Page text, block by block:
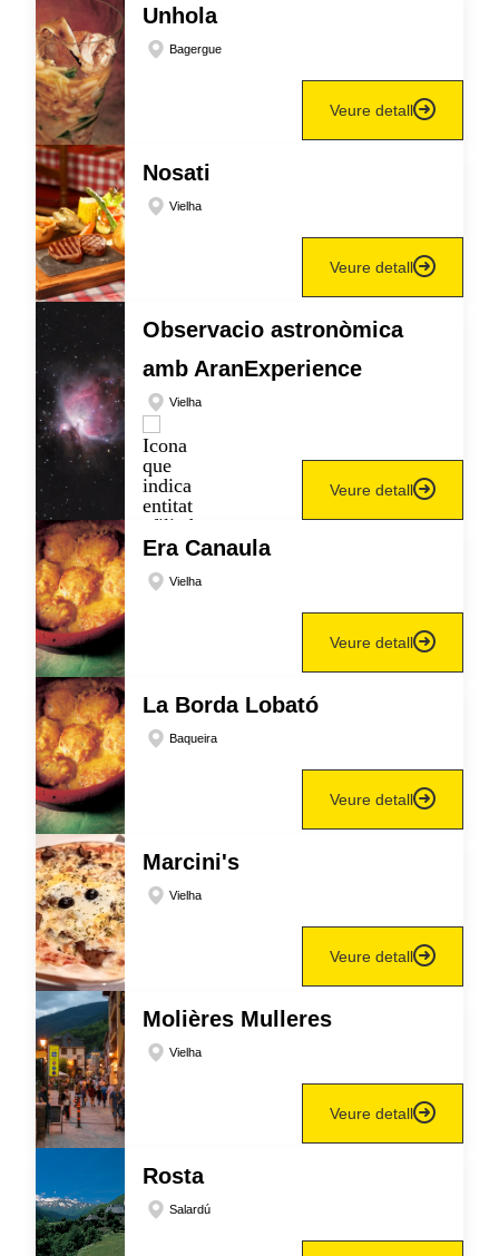
Unhola
Bagergue
Veure detall
Nosati
Vielha
Veure detall
Observacio astronòmica
amb AranExperience
Vielha
Veure detall
Era Canaula
Vielha
Veure detall
La Borda Lobató
Baqueira
Veure detall
Marcini's
Vielha
Veure detall
Molières Mulleres
Vielha
Veure detall
Rosta
Salardú